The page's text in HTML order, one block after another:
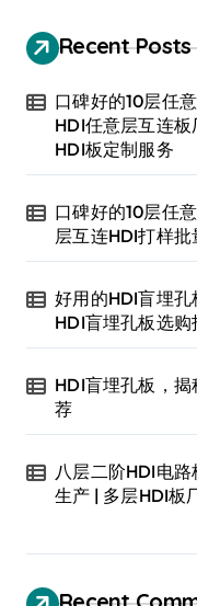
Recent Posts
口碑好的10层任
HDI任意层互连
HDI板定制服务
口碑好的10层任
层互连HDI打样
好用的HDI盲埋
HDI盲埋孔板选购
HDI盲埋孔板，
荐
八层二阶HDI电
生产 | 多层HDI板